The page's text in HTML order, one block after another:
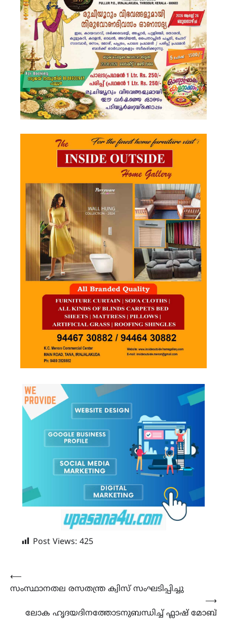
Post Views: 425
Post
navigation
⟵
സംസ്ഥാനതല രസതന്ത്ര ക്വിസ് സംഘടിപ്പിച്ചു
ലോക ഹൃദയദിനത്തോടനുബന്ധിച്ച് ഫ്ലാഷ് മോബ്
⟶